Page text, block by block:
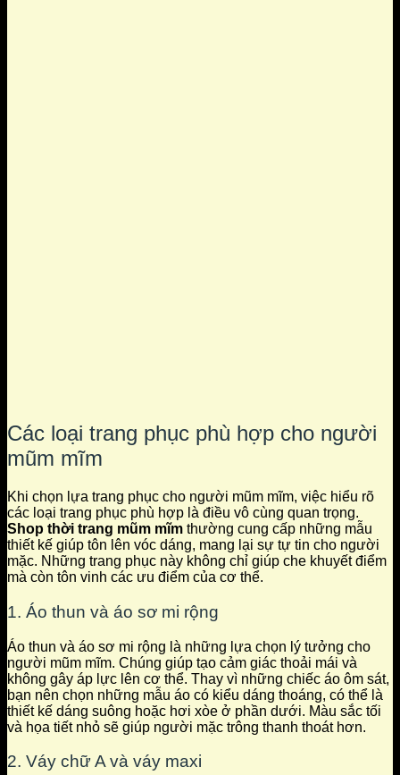
Các loại trang phục phù hợp cho người
mũm mĩm
Khi chọn lựa trang phục cho người mũm mĩm, việc hiểu rõ
các loại trang phục phù hợp là điều vô cùng quan trọng.
Shop thời trang mũm mĩm thường cung cấp những mẫu
thiết kế giúp tôn lên vóc dáng, mang lại sự tự tin cho người
mặc. Những trang phục này không chỉ giúp che khuyết điểm
mà còn tôn vinh các ưu điểm của cơ thể.
1. Áo thun và áo sơ mi rộng
Áo thun và áo sơ mi rộng là những lựa chọn lý tưởng cho
người mũm mĩm. Chúng giúp tạo cảm giác thoải mái và
không gây áp lực lên cơ thể. Thay vì những chiếc áo ôm sát,
bạn nên chọn những mẫu áo có kiểu dáng thoáng, có thể là
thiết kế dáng suông hoặc hơi xòe ở phần dưới. Màu sắc tối
và họa tiết nhỏ sẽ giúp người mặc trông thanh thoát hơn.
2. Váy chữ A và váy maxi